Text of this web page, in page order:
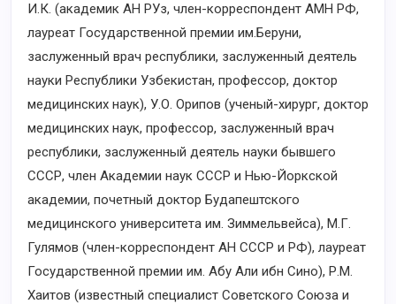
И.К. (академик АН РУз, член-корреспондент АМН РФ,
лауреат Государственной премии им.Беруни,
заслуженный врач республики, заслуженный деятель
науки Республики Узбекистан, профессор, доктор
медицинских наук), У.О. Орипов (ученый-хирург, доктор
медицинских наук, профессор, заслуженный врач
республики, заслуженный деятель науки бывшего
СССР, член Академии наук СССР и Нью-Йоркской
академии, почетный доктор Будапештского
медицинского университета им. Зиммельвейса), М.Г.
Гулямов (член-корреспондент АН СССР и РФ), лауреат
Государственной премии им. Абу Али ибн Сино), Р.М.
Хаитов (известный специалист Советского Союза и